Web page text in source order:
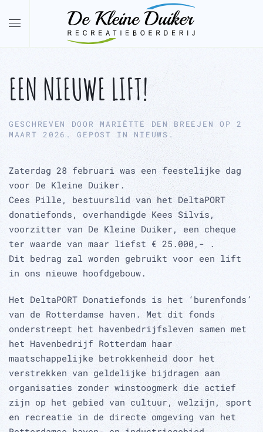
Overslaan en naar de inhoud gaan
EEN NIEUWE LIFT!
GESCHREVEN DOOR MARIËTTE DEN BREEJEN OP2
MAART 2026 . GEPOST IN NIEUWS .
Zaterdag 28 februari was een feestelijke dag
voor De Kleine Duiker.
Cees Pille, bestuurslid van het DeltaPORT
donatiefonds, overhandigde Kees Silvis,
voorzitter van De Kleine Duiker, een cheque
ter waarde van maar liefst € 25.000,- .
Dit bedrag zal worden gebruikt voor een lift
in ons nieuwe hoofdgebouw.
Het DeltaPORT Donatiefonds is het ‘burenfonds’
van de Rotterdamse haven. Met dit fonds
onderstreept het havenbedrijfsleven samen met
het Havenbedrijf Rotterdam haar
maatschappelijke betrokkenheid door het
verstrekken van geldelijke bijdragen aan
organisaties zonder winstoogmerk die actief
zijn op het gebied van cultuur, welzijn, sport
en recreatie in de directe omgeving van het